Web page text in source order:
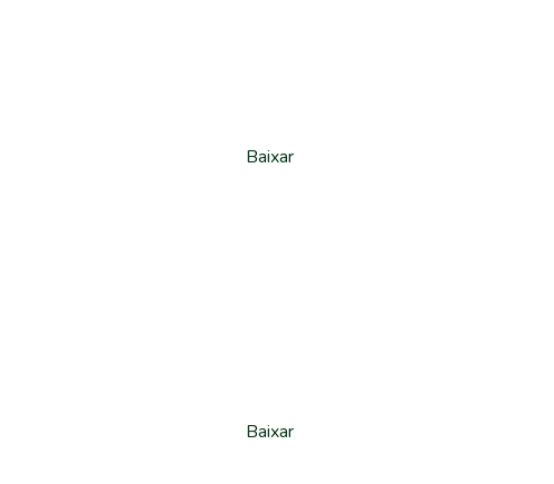
Baixar
Baixar